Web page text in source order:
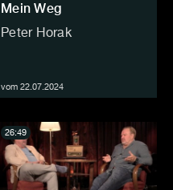
Mein Weg
Peter Horak
vom 22.07.2024
26:49